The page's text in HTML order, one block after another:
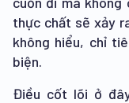
thực chất sẽ xảy
không hiểu, chỉ
biện.
Điều cốt lõi ở